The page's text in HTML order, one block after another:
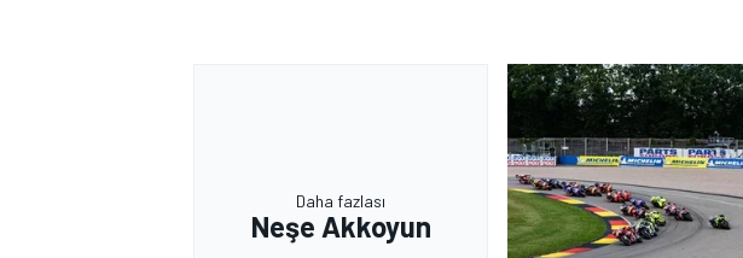
Daha fazlası
Neşe Akkoyun